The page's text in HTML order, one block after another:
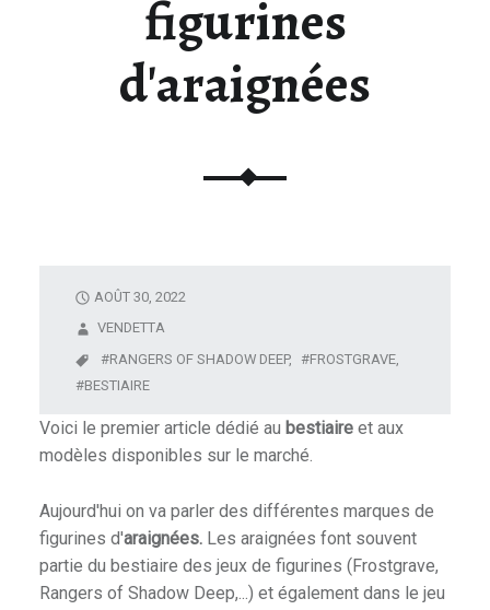
A
R
I
E
E
T
D
figurines
d'araignées
AOÛT 30, 2022
VENDETTA
RANGERS OF SHADOW DEEP,
FROSTGRAVE,
BESTIAIRE
Voici le premier article dédié au bestiaireet aux
modèles disponibles sur le marché.
Aujourd'hui on va parler des différentes marques de
figurines d'araignées.Les araignées font souvent
partie du bestiaire des jeux de figurines (Frostgrave,
Rangers of Shadow Deep,...) et également dans le jeu